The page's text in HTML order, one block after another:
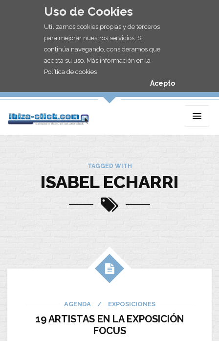
Uso de Cookies
Utilizamos cookies propias y de terceros
para mejorar nuestros servicios. Si
continúa navegando, consideramos que
acepta su uso. Más información en la
Política de cookies
Acepto
TAGGED WITH
ISABEL ECHARRI
AGENDA / EXPOSICIONES
19 ARTISTAS EN LA EXPOSICIÓN
FOCUS